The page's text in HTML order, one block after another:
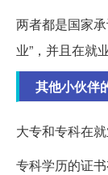
两者都是国家
业”，并且在就
其他小伙伴
大专和专科在
专科学历的证